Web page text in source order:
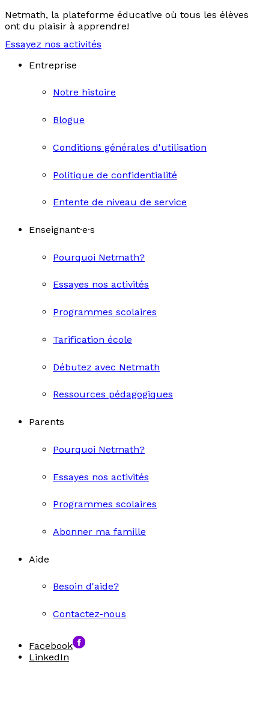
Netmath, la plateforme éducative où tous les élèves
ont du plaisir à apprendre!
Essayez nos activités
Entreprise
Notre histoire
Blogue
Conditions générales d'utilisation
Politique de confidentialité
Entente de niveau de service
Enseignant·e·s
Pourquoi Netmath?
Essayes nos activités
Programmes scolaires
Tarification école
Débutez avec Netmath
Ressources pédagogiques
Parents
Pourquoi Netmath?
Essayes nos activités
Programmes scolaires
Abonner ma famille
Aide
Besoin d'aide?
Contactez-nous
Facebook
LinkedIn